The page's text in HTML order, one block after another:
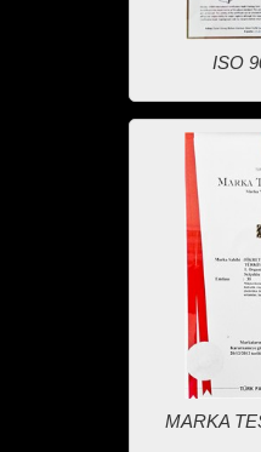
ISO
MARKA